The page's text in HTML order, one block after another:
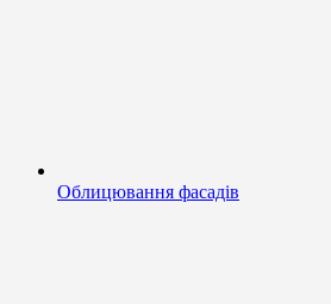
Облицювання фасадів